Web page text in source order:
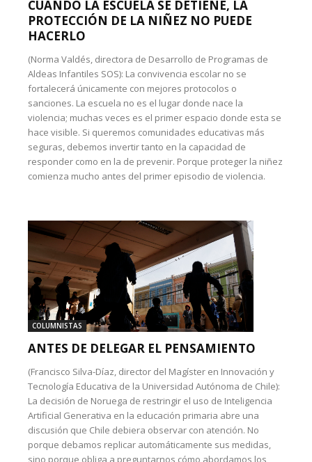
CUANDO LA ESCUELA SE DETIENE, LA
PROTECCIÓN DE LA NIÑEZ NO PUEDE
HACERLO
(Norma Valdés, directora de Desarrollo de Programas de
Aldeas Infantiles SOS): La convivencia escolar no se
fortalecerá únicamente con mejores protocolos o
sanciones. La escuela no es el lugar donde nace la
violencia; muchas veces es el primer espacio donde esta se
hace visible. Si queremos comunidades educativas más
seguras, debemos invertir tanto en la capacidad de
responder como en la de prevenir. Porque proteger la niñez
comienza mucho antes del primer episodio de violencia.
COLUMNISTAS
ANTES DE DELEGAR EL PENSAMIENTO
(Francisco Silva-Díaz, director del Magíster en Innovación y
Tecnología Educativa de la Universidad Autónoma de Chile):
La decisión de Noruega de restringir el uso de Inteligencia
Artificial Generativa en la educación primaria abre una
discusión que Chile debiera observar con atención. No
porque debamos replicar automáticamente sus medidas,
sino porque obliga a preguntarnos cómo abordamos los